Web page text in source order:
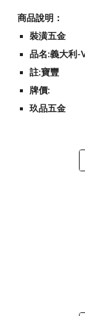
商品說明：
裝潢五金
品名:義大利-
註:寶豐
牌價:
玖品五金